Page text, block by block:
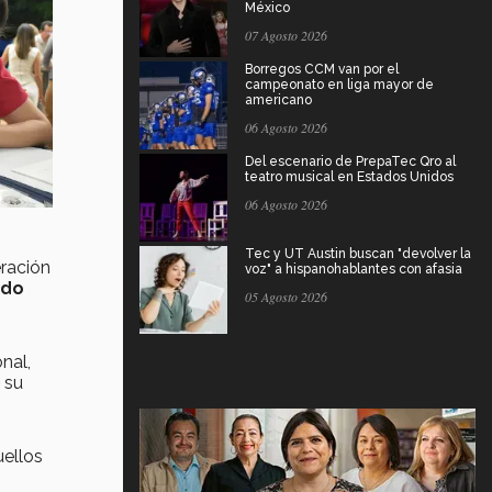
su
México
07 Agosto 2026
Borregos CCM van por el
campeonato en liga mayor de
americano
06 Agosto 2026
Del escenario de PrepaTec Qro al
teatro musical en Estados Unidos
06 Agosto 2026
Tec y UT Austin buscan "devolver la
voz" a hispanohablantes con afasia
05 Agosto 2026